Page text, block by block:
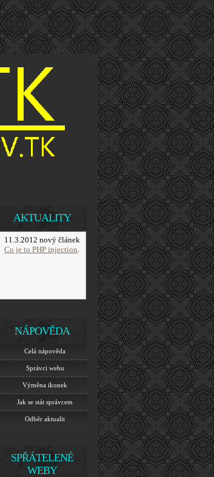
AKTUALITY
11.3.2012 nový článek
Co je to PHP injection.
NÁPOVĚDA
Celá nápověda
Správci webu
Výměna ikonek
Jak se stát správcem
Odběr aktualit
SPŘÁTELENÉ
WEBY